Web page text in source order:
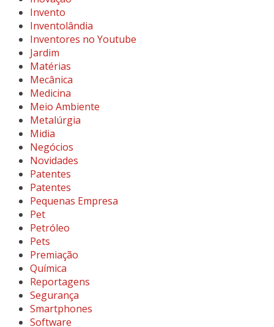
Invento
Inventolândia
Inventores no Youtube
Jardim
Matérias
Mecânica
Medicina
Meio Ambiente
Metalúrgia
Midia
Negócios
Novidades
Patentes
Patentes
Pequenas Empresa
Pet
Petróleo
Pets
Premiação
Química
Reportagens
Segurança
Smartphones
Software